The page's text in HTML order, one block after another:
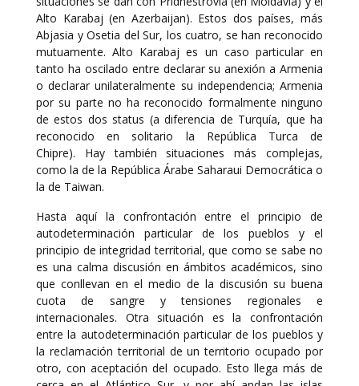
Alto Karabaj (en Azerbaijan). Estos dos países, más
Abjasia y Osetia del Sur, los cuatro, se han reconocido
mutuamente. Alto Karabaj es un caso particular en
tanto ha oscilado entre declarar su anexión a Armenia
o declarar unilateralmente su independencia; Armenia
por su parte no ha reconocido formalmente ninguno
de estos dos status (a diferencia de Turquía, que ha
reconocido en solitario la República Turca de
Chipre). Hay también situaciones más complejas,
como la de la República Árabe Saharaui Democrática o
la de Taiwan.
Hasta aquí la confrontación entre el principio de
autodeterminación particular de los pueblos y el
principio de integridad territorial, que como se sabe no
es una calma discusión en ámbitos académicos, sino
que conllevan en el medio de la discusión su buena
cuota de sangre y tensiones regionales e
internacionales. Otra situación es la confrontación
entre la autodeterminación particular de los pueblos y
la reclamación territorial de un territorio ocupado por
otro, con aceptación del ocupado. Esto llega más de